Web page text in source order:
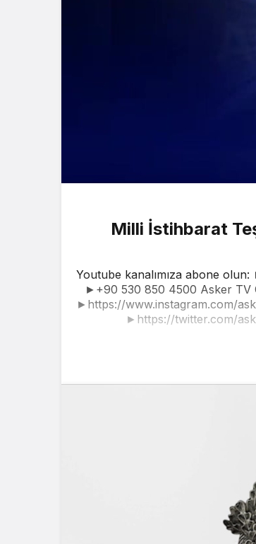
Milli İstihbarat
Youtube kanalımıza abone
►+90 530 850 4500 Asker TV
►https://www.instagram.com/
►https://twitter.com/